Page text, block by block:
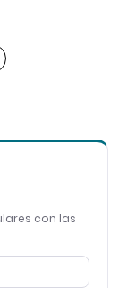
con las